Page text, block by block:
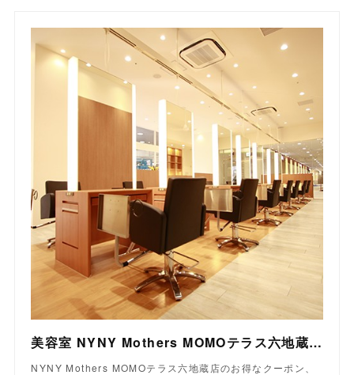
美容室 NYNY Mothers MOMOテラス六地蔵店｜ヘアサロン・美容院｜ニューヨークニューヨーク
NYNY Mothers MOMOテラス六地蔵店のお得なクーポン、